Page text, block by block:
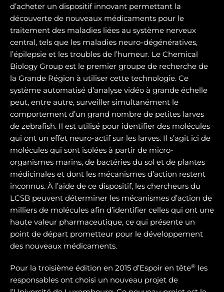
d’acheter un dispositif innovant permettant la
découverte de nouveaux médicaments pour le
traitement des maladies liées au système nerveux
central, tels que les maladies neuro-dégénératives,
l’épilepsie et les troubles de l’humeur. Le Chemical
Biology Group est le premier groupe de recherche de
la Grande Région à utiliser cette technologie. Ce
système automatisé d’analyse vidéo à grande échelle
peut, entre autre, surveiller simultanément le
comportement d’un grand nombre de petites larves
de zebrafish. Il est utilisé pour identifier des molécules
qui ont un effet neuro-actif sur les larves. Il s’agit ici de
molécules qui sont isolées à partir de micro-
organismes marins, de bactéries du sol et de plantes
médicinales et dont les mécanismes d’action restent
inconnus. À l’aide de ce dispositif, les chercheurs du
LCSB peuvent déterminer les mécanismes d’action de
milliers de molécules afin d’identifier celles qui ont une
haute valeur pharmaceutique, ce qui présente un
point de départ prometteur pour le développement
des nouveaux médicaments.
Pour la troisième édition en 2015 d’Espoir en tête® les
responsables ont choisi un nouveau projet de